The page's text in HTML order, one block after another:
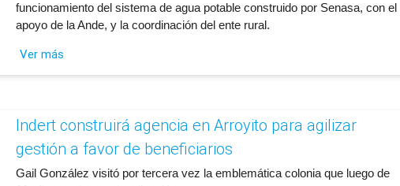
funcionamiento del sistema de agua potable construido por Senasa, con el
apoyo de la Ande, y la coordinación del ente rural.
Ver más
Indert construirá agencia en Arroyito para agilizar
gestión a favor de beneficiarios
​Gail González visitó por tercera vez la emblemática colonia que luego de